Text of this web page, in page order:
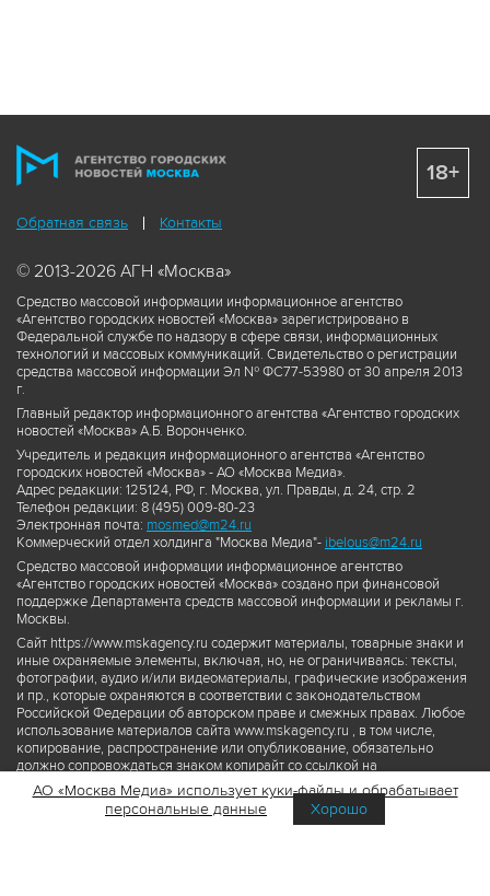
Обратная связь Контакты
© 2013-2026 АГН «Москва»
Средство массовой информации информационное агентство
«Агентство городских новостей «Москва» зарегистрировано в
Федеральной службе по надзору в сфере связи, информационных
технологий и массовых коммуникаций. Свидетельство о регистрации
средства массовой информации Эл № ФС77-53980 от 30 апреля 2013
г.
Главный редактор информационного агентства «Агентство городских
новостей «Москва» А.Б. Воронченко.
Учредитель и редакция информационного агентства «Агентство
городских новостей «Москва» - АО «Москва Медиа».
Адрес редакции: 125124, РФ, г. Москва, ул. Правды, д. 24, стр. 2
Телефон редакции: 8 (495) 009-80-23
Электронная почта: mosmed@m24.ru
Коммерческий отдел холдинга "Москва Медиа"- ibelous@m24.ru
Средство массовой информации информационное агентство
«Агентство городских новостей «Москва» создано при финансовой
поддержке Департамента средств массовой информации и рекламы г.
Москвы.
Сайт https://www.mskagency.ru содержит материалы, товарные знаки и
иные охраняемые элементы, включая, но, не ограничиваясь: тексты,
фотографии, аудио и/или видеоматериалы, графические изображения
и пр., которые охраняются в соответствии с законодательством
Российской Федерации об авторском праве и смежных правах. Любое
использование материалов сайта www.mskagency.ru , в том числе,
копирование, распространение или опубликование, обязательно
должно сопровождаться знаком копирайт со ссылкой на
правообладателя © АО «Москва Медиа», а также гиперссылкой на сайт
www.mskagency.ru как на первоисточник информации. Переработка
материалов сайта www.mskagency.ru не допускается.
18+
АО «Москва Медиа» использует куки-файлы и обрабатывает
персональные данные
Хорошо